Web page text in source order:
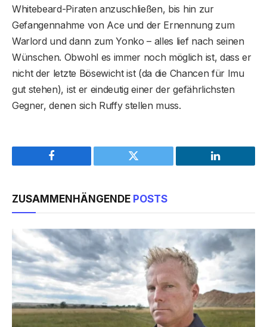
Whitebeard-Piraten anzuschließen, bis hin zur
Gefangennahme von Ace und der Ernennung zum
Warlord und dann zum Yonko – alles lief nach seinen
Wünschen. Obwohl es immer noch möglich ist, dass er
nicht der letzte Bösewicht ist (da die Chancen für Imu
gut stehen), ist er eindeutig einer der gefährlichsten
Gegner, denen sich Ruffy stellen muss.
Facebook Twitter LinkedIn
ZUSAMMENHÄNGENDE POSTS